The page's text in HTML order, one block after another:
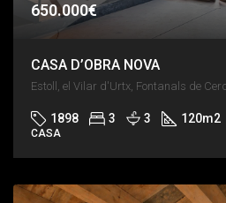
650.000€
CASA D’OBRA NOVA
1898 3 3 120m2
CASA